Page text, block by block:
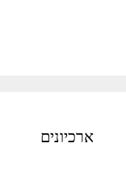
ארכיונים